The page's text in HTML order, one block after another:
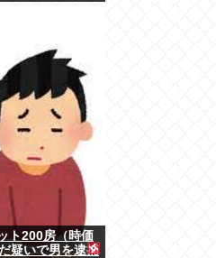
ト200房（時価
疑いで男を逮捕